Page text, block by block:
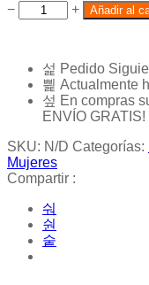
− + Añadir al
Pedido
Actualmente
En compras
ENVÍO GRATIS!
SKU: N/D Categorías:
Mujeres
Compartir :